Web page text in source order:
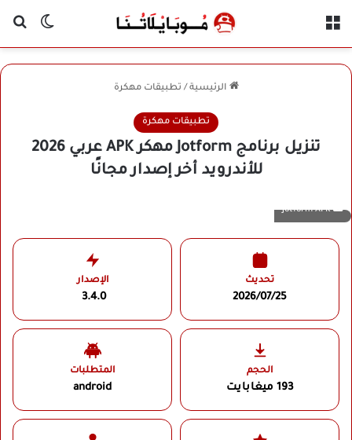
الوضع
الرئيسية / تطبيقات مهكرة
تطبيقات مهكرة
تنزيل برنامج Jotform مهكر APK عربي 2026
للأندرويد أخر إصدار مجانًا
Jotform APK
تحديث
2026/07/25
الإصدار
3.4.0
الحجم
193 ميغابايت
المتطلبات
android